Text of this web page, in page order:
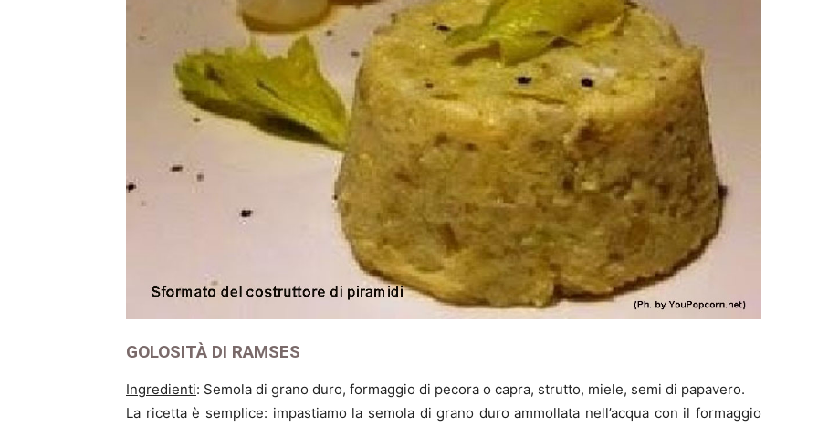
GOLOSITÀ DI RAMSES
Ingredienti: Semola di grano duro, formaggio di pecora o capra, strutto, miele, semi di papavero.
La ricetta è semplice: impastiamo la semola di grano duro ammollata nell’acqua con il formaggio